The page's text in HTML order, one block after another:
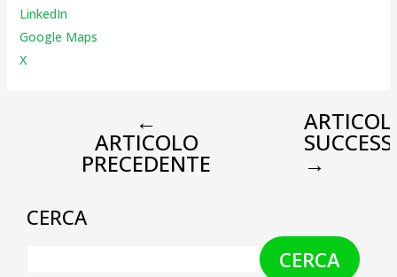
LinkedIn
Google Maps
X
←
ARTICOLO
PRECEDENTE →
CERCA
CERCA